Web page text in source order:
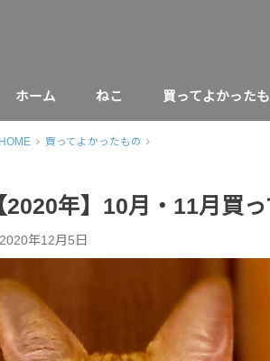
ホーム ねこ 買ってよかった
HOME 買ってよかったもの
2020年】10月・11月買
2020年12月5日